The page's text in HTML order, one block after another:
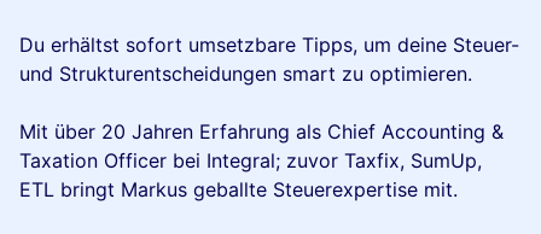
Du erhältst sofort umsetzbare Tipps, um deine Steuer-
und Strukturentscheidungen smart zu optimieren.
Mit über 20 Jahren Erfahrung als Chief Accounting &
Taxation Officer bei Integral; zuvor Taxfix, SumUp,
ETL bringt Markus geballte Steuerexpertise mit.